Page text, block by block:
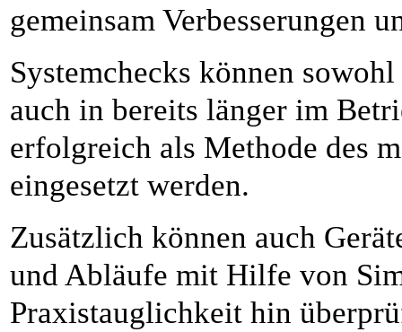
gemeinsam Verbesserungen
Systemchecks können
auch in bereits länger im
erfolgreich als Methode des
eingesetzt werden.
Zusätzlich können auch
und Abläufe mit Hilfe von
Praxistauglichkeit hin